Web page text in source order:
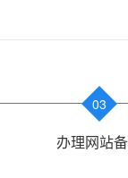
03
办理网站